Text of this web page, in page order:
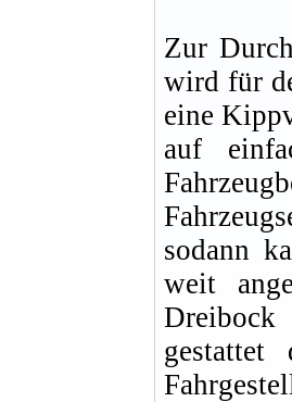
Zur
wird für
eine
auf
sodann
weit
Dreibock